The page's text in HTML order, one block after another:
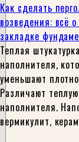
Как сделать
возведения: всё
закладке
Теплая
наполнителя,
уменьшают
Различают
наполнителя.
вермикулит,